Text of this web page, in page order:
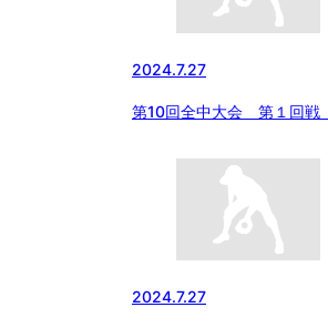
2024.7.27
第10回全中大会 第１回戦
2024.7.27